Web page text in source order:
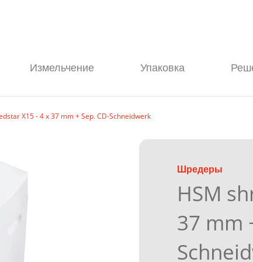
Измельчение Упаковка
X15 - 4 x 37 mm + Sep. CD-Schneidwerk
Шредеры
HSM
37 mm